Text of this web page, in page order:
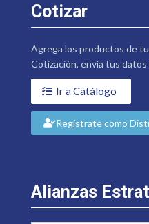
Cotizar
Agrega los productos de
Cotización, envía tus
Ir a Catálogo
Regístrate como
Alianzas